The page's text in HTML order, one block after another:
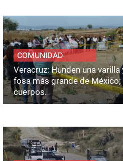
COMUNIDAD
Veracruz: Hunden una
fosa más grande de México;
cuerpos.